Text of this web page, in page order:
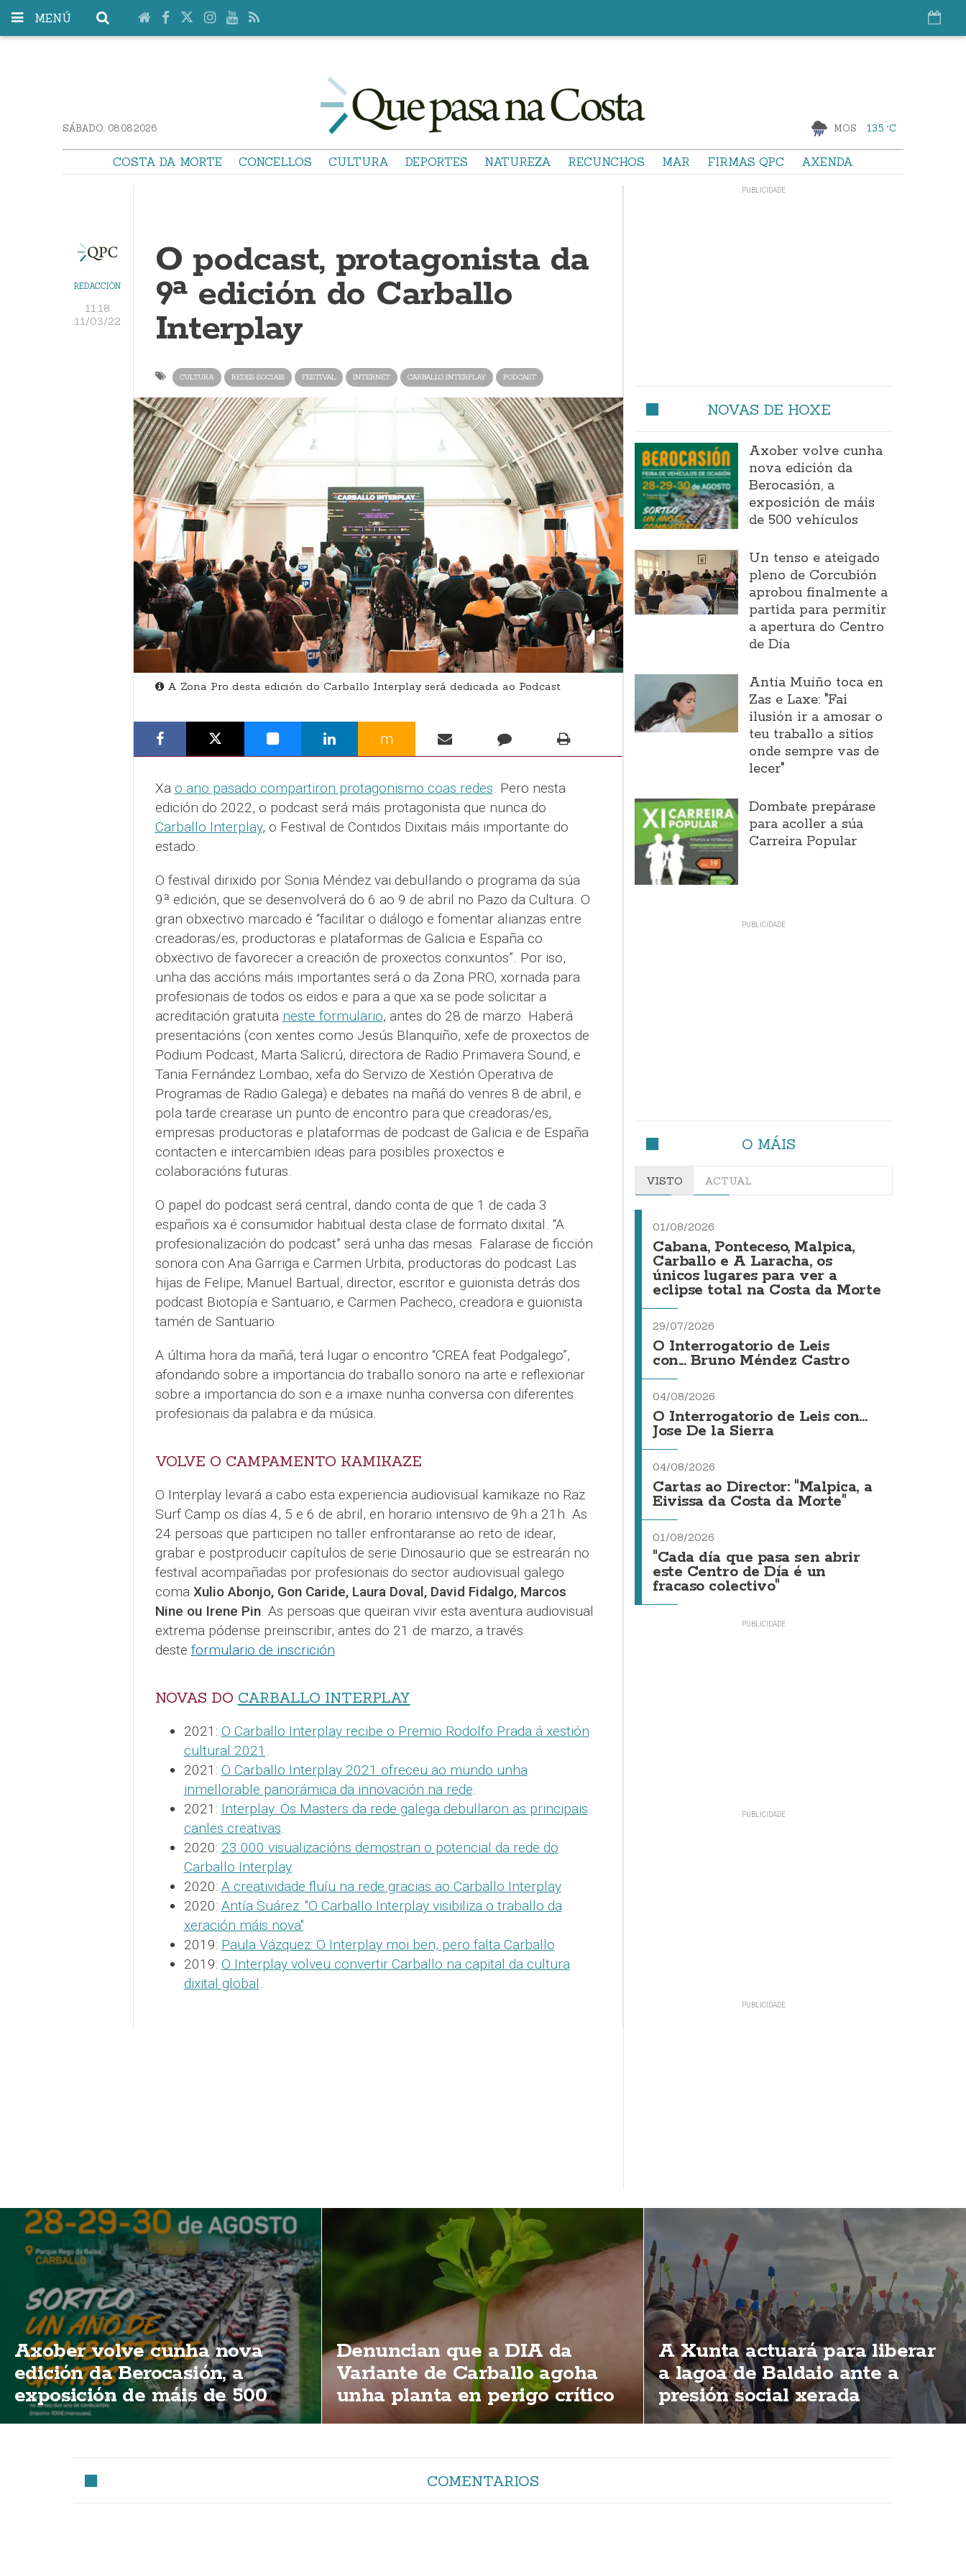
MENÚ
SÁBADO. 08.08.2026 MOS 13.5 °C
COSTA DA MORTE CONCELLOS CULTURA DEPORTES NATUREZA RECUNCHOS MAR FIRMAS QPC AXENDA
REDACCIÓN
11:18
11/03/22
O podcast, protagonista da
9ª edición do Carballo
Interplay
CULTURA REDES SOCIAIS FESTIVAL INTERNET CARBALLO INTERPLAY PODCAST
A Zona Pro desta edición do Carballo Interplay será dedicada ao Podcast
m
Xa o ano pasado compartiron protagonismo coas redes. Pero nesta
edición do 2022, o podcast será máis protagonista que nunca do
Carballo Interplay, o Festival de Contidos Dixitais máis importante do
estado.
O festival dirixido por Sonia Méndez vai debullando o programa da súa
9ª edición, que se desenvolverá do 6 ao 9 de abril no Pazo da Cultura. O
gran obxectivo marcado é “facilitar o diálogo e fomentar alianzas entre
creadoras/es, productoras e plataformas de Galicia e España co
obxectivo de favorecer a creación de proxectos conxuntos”. Por iso,
unha das accións máis importantes será o da Zona PRO, xornada para
profesionais de todos os eidos e para a que xa se pode solicitar a
acreditación gratuita neste formulario, antes do 28 de marzo. Haberá
presentacións (con xentes como Jesús Blanquiño, xefe de proxectos de
Podium Podcast, Marta Salicrú, directora de Radio Primavera Sound, e
Tania Fernández Lombao, xefa do Servizo de Xestión Operativa de
Programas de Radio Galega) e debates na mañá do venres 8 de abril, e
pola tarde crearase un punto de encontro para que creadoras/es,
empresas productoras e plataformas de podcast de Galicia e de España
contacten e intercambien ideas para posibles proxectos e
colaboracións futuras.
O papel do podcast será central, dando conta de que 1 de cada 3
españois xa é consumidor habitual desta clase de formato dixital. “A
profesionalización do podcast” será unha das mesas. Falarase de ficción
sonora con Ana Garriga e Carmen Urbita, productoras do podcast Las
hijas de Felipe; Manuel Bartual, director, escritor e guionista detrás dos
podcast Biotopía e Santuario, e Carmen Pacheco, creadora e guionista
tamén de Santuario.
A última hora da mañá, terá lugar o encontro “CREA feat Podgalego”,
afondando sobre a importancia do traballo sonoro na arte e reflexionar
sobre a importancia do son e a imaxe nunha conversa con diferentes
profesionais da palabra e da música.
VOLVE O CAMPAMENTO KAMIKAZE
O Interplay levará a cabo esta experiencia audiovisual kamikaze no Raz
Surf Camp os días 4, 5 e 6 de abril, en horario intensivo de 9h a 21h. As
24 persoas que participen no taller enfrontaranse ao reto de idear,
grabar e postproducir capítulos de serie Dinosaurio que se estrearán no
festival acompañadas por profesionais do sector audiovisual galego
coma Xulio Abonjo, Gon Caride, Laura Doval, David Fidalgo, Marcos
Nine ou Irene Pin. As persoas que queiran vivir esta aventura audiovisual
extrema pódense preinscribir, antes do 21 de marzo, a través
deste formulario de inscrición
NOVAS DO CARBALLO INTERPLAY
2021: O Carballo Interplay recibe o Premio Rodolfo Prada á xestión
cultural 2021 .
2021: O Carballo Interplay 2021 ofreceu ao mundo unha
inmellorable panorámica da innovación na rede.
2021: Interplay: Os Masters da rede galega debullaron as principais
canles creativas.
2020: 23.000 visualizacións demostran o potencial da rede do
Carballo Interplay
2020: A creatividade fluíu na rede gracias ao Carballo Interplay
2020: Antía Suárez: "O Carballo Interplay visibiliza o traballo da
xeración máis nova"
2019: Paula Vázquez: O Interplay moi ben, pero falta Carballo
2019: O Interplay volveu convertir Carballo na capital da cultura
dixital global.
NOVAS DE HOXE
Axober volve cunha
nova edición da
Berocasión, a
exposición de máis
de 500 vehículos
Un tenso e ateigado
pleno de Corcubión
aprobou finalmente a
partida para permitir
a apertura do Centro
de Día
Antía Muíño toca en
Zas e Laxe: "Fai
ilusión ir a amosar o
teu traballo a sitios
onde sempre vas de
lecer"
Dombate prepárase
para acoller a súa
Carreira Popular
O MÁIS
VISTO ACTUAL
01/08/2026
Cabana, Ponteceso, Malpica,
Carballo e A Laracha, os
únicos lugares para ver a
eclipse total na Costa da Morte
29/07/2026
O Interrogatorio de Leis
con... Bruno Méndez Castro
04/08/2026
O Interrogatorio de Leis con...
Jose De la Sierra
04/08/2026
Cartas ao Director: "Malpica, a
Eivissa da Costa da Morte"
01/08/2026
"Cada día que pasa sen abrir
este Centro de Día é un
fracaso colectivo"
Axober volve cunha nova
edición da Berocasión, a
exposición de máis de 500
vehículos
Denuncian que a DIA da
Variante de Carballo agoha
unha planta en perigo crítico
de extinción
A Xunta actuará para liberar
a lagoa de Baldaio ante a
presión social xerada
COMENTARIOS